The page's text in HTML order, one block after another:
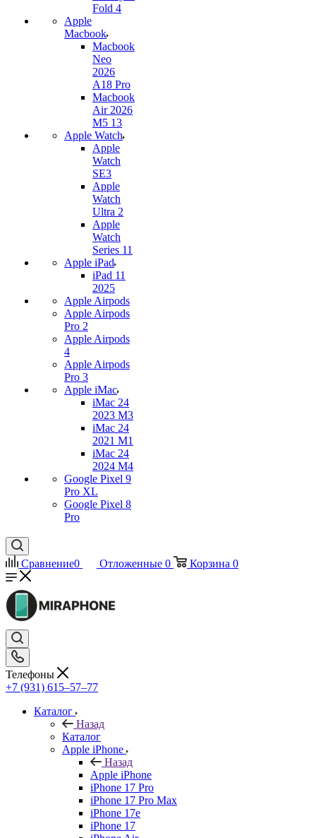
Fold 4
Apple
Macbook
Macbook
Neo
2026
A18 Pro
Macbook
Air 2026
M5 13
Apple Watch
Apple
Watch
SE3
Apple
Watch
Ultra 2
Apple
Watch
Series 11
Apple iPad
iPad 11
2025
Apple Airpods
Apple Airpods
Pro 2
Apple Airpods
4
Apple Airpods
Pro 3
Apple iMac
iMac 24
2023 M3
iMac 24
2021 M1
iMac 24
2024 M4
Google Pixel 9
Pro XL
Google Pixel 8
Pro
Сравнение0 Отложенные 0 Корзина 0
Телефоны
+7 (931) 615‒57‒77
Каталог
Назад
Каталог
Apple iPhone
Назад
Apple iPhone
iPhone 17 Pro
iPhone 17 Pro Max
iPhone 17e
iPhone 17